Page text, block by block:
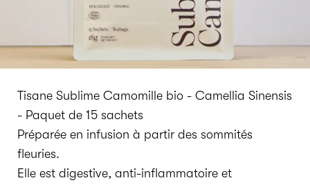
Tisane Sublime Camomille bio - Camellia Sinensis
- Paquet de 15 sachets
Préparée en infusion à partir des sommités
fleuries.
Elle est digestive, anti-inflammatoire et